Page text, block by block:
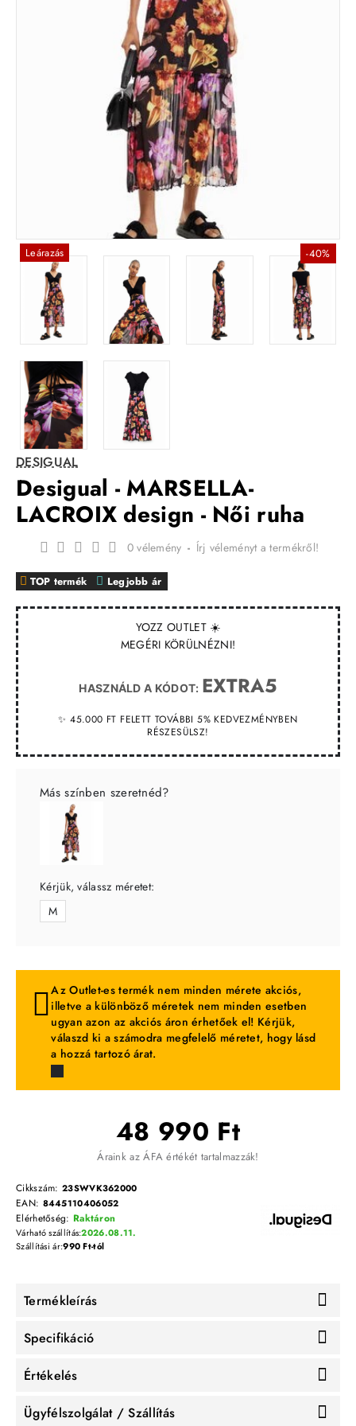
Leárazás -40%
DESIGUAL
Desigual - MARSELLA-
LACROIX design - Női ruha
YOZZ OUTLET ☀️
MEGÉRI KÖRÜLNÉZNI!
HASZNÁLD A KÓDOT: EXTRA5
✨ 45.000 FT FELETT TOVÁBBI 5% KEDVEZMÉNYBEN
RÉSZESÜLSZ!
TOP termék Legjobb ár
0 vélemény - Írj véleményt a termékről!
48 990 Ft
Áraink az ÁFA értékét tartalmazzák!
Cikkszám: 23SWVK362000
EAN: 8445110406052
Elérhetőség: Raktáron
Várható szállítás:2026.08.11.
Szállítási ár:990 Ft-tól
Más színben szeretnéd?
Kérjük, válassz méretet:
M
Az Outlet-es termék nem minden mérete akciós,
illetve a különböző méretek nem minden esetben
ugyan azon az akciós áron érhetőek el! Kérjük,
válaszd ki a számodra megfelelő méretet, hogy lásd
a hozzá tartozó árat.
Termékleírás
Specifikáció
Értékelés
Ügyfélszolgálat / Szállítás